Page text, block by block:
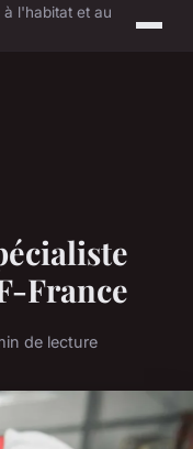
l'habitat et au
France
de lecture